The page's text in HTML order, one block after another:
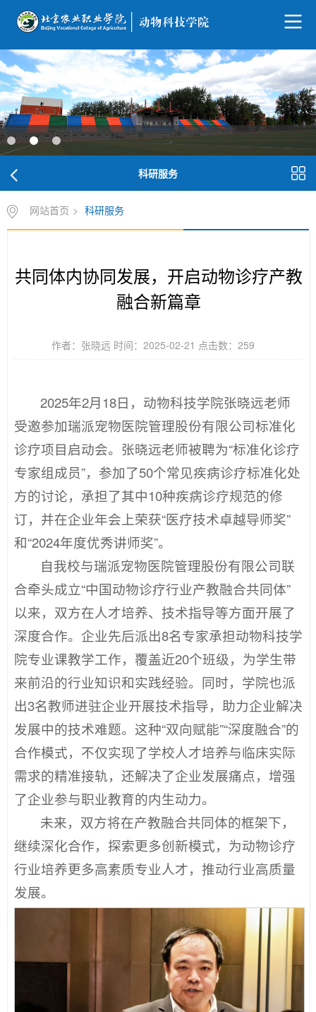
科研服务
网站首页 > 科研服务
共同体内协同发展，开启动物诊疗产教
融合新篇章
作者：张晓远 时间：2025-02-21 点击数： 259
2025年2月18日，动物科技学院张晓远老师
受邀参加瑞派宠物医院管理股份有限公司标准化
诊疗项目启动会。张晓远老师被聘为“标准化诊疗
专家组成员”，参加了50个常见疾病诊疗标准化处
方的讨论，承担了其中10种疾病诊疗规范的修
订，并在企业年会上荣获“医疗技术卓越导师奖”
和“2024年度优秀讲师奖”。
自我校与瑞派宠物医院管理股份有限公司联
合牵头成立“中国动物诊疗行业产教融合共同体”
以来，双方在人才培养、技术指导等方面开展了
深度合作。企业先后派出8名专家承担动物科技学
院专业课教学工作，覆盖近20个班级，为学生带
来前沿的行业知识和实践经验。同时，学院也派
出3名教师进驻企业开展技术指导，助力企业解决
发展中的技术难题。这种“双向赋能”“深度融合”的
合作模式，不仅实现了学校人才培养与临床实际
需求的精准接轨，还解决了企业发展痛点，增强
了企业参与职业教育的内生动力。
未来，双方将在产教融合共同体的框架下，
继续深化合作，探索更多创新模式，为动物诊疗
行业培养更多高素质专业人才，推动行业高质量
发展。